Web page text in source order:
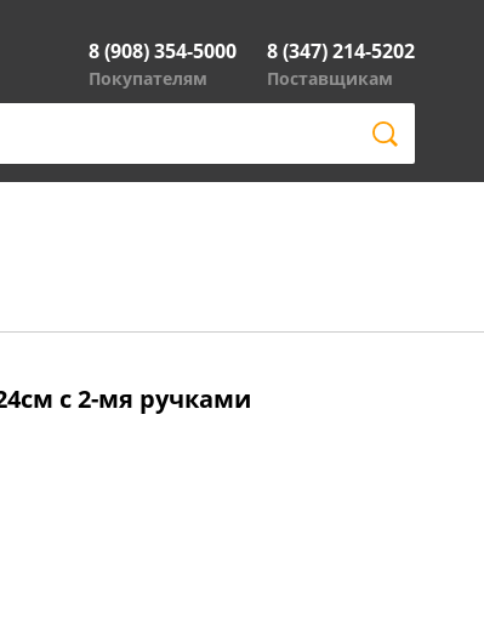
8 (908) 354-5000
Покупателям
8 (347) 214-5202
Поставщикам
с 2-мя ручками